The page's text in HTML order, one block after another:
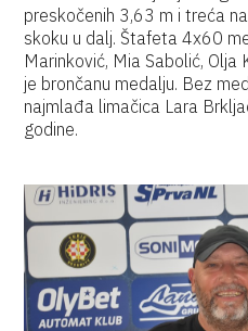
preskočenih 3,63 m i treća
skoku u dalj. Štafeta 4x60
Marinković, Mia Sabolić, Olja
je brončanu medalju. Bez
najmlađa limačica Lara
godine.